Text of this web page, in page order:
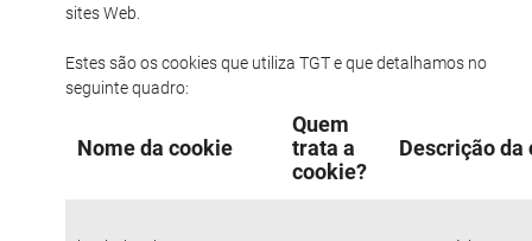
sites Web.
Estes são os cookies que utiliza TGT e que detalhamos no
seguinte quadro:
Nome da cookie
Quem
trata a
cookie?
Descrição da